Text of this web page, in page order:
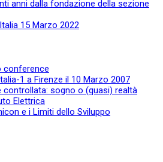
anni dalla fondazione della sezione
15 Marzo 2022
conference
1 a Firenze il 10 Marzo 2007
controllata: sogno o (quasi) realtà
Elettrica
e i Limiti dello Sviluppo